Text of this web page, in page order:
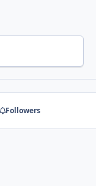
Followers